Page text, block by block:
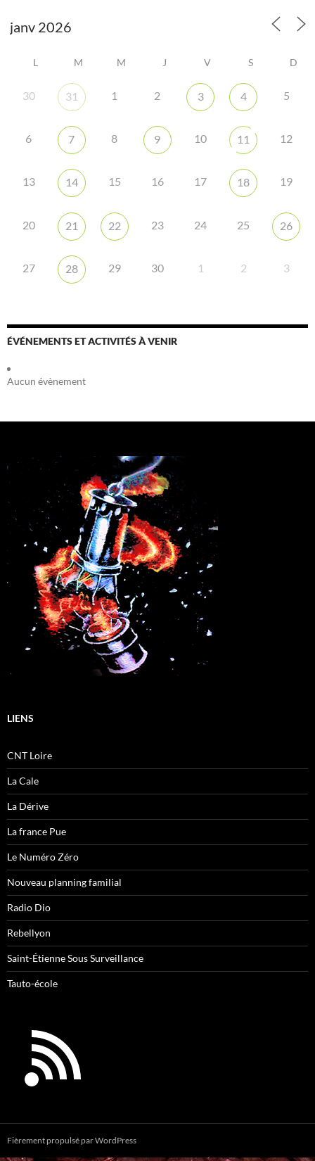
L M M J V S D
30 31 1 2 3 4 5
6 7 8 9 10 11 12
13 14 15 16 17 18 19
20 21 22 23 24 25 26
27 28 29 30 1 2 3
ÉVÉNEMENTS ET ACTIVITÉS À VENIR
Aucun évènement
LIENS
CNT Loire
La Cale
La Dérive
La france Pue
Le Numéro Zéro
Nouveau planning familial
Radio Dio
Rebellyon
Saint-Étienne Sous Surveillance
Tauto-école
Fièrement propulsé par WordPress